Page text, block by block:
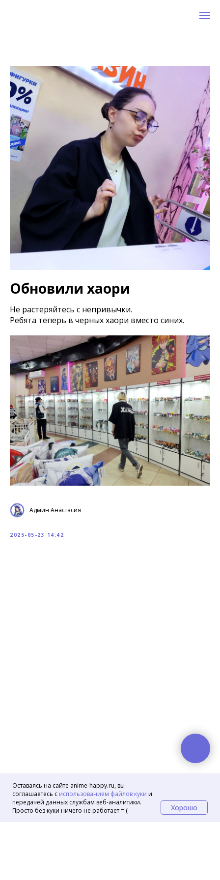
Обновили хаори
Не растеряйтесь с непривычки.
Ребята теперь в черных хаори вместо синих.
Админ Анастасия
2025-05-23 14:42
Оставаясь на сайте anime-happy.ru, вы
соглашаетесь с использованием файлов куки и
передачей данных службам веб-аналитики.
Просто без куки ничего не работает ='(
Хорошо